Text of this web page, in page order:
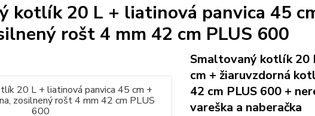
kotlík 20 L + liatinová panvica 45
rošt 4 mm 42 cm PLUS 600
Smaltovaný kotlík 20
cm + žiaruvzdorná
42 cm PLUS 600 +
vareška a naberačka